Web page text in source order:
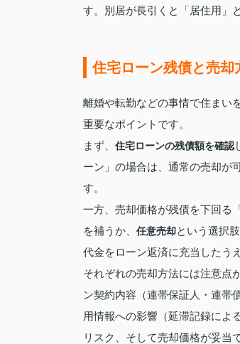
す。別居が長引くと「居住用」
住宅ローン残債と売却
離婚や転勤などの事情で住まい
重要なポイントです。
まず、 住宅ローンの残債額を確認
ーン」の場合は、通常の売却が
す。
一方、売却価格が残債を下回る
を補うか、 任意売却という選択
代金をローン返済に充当したう
それぞれの売却方法には注意点
ン契約内容（連帯保証人・連帯
用情報への影響（延滞記録によ
リスク、そして売却価格が妥当